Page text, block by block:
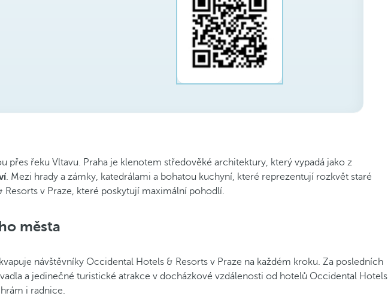
přes řeku Vltavu. Praha je klenotem středověké architektury, který vypadá jako z
. Mezi hrady a zámky, katedrálami a bohatou kuchyní, které reprezentují rozkvět staré
v Praze, které poskytují maximální pohodlí.
města
návštěvníky Occidental Hotels & Resorts v Praze na každém kroku. Za posledních
a jedinečné turistické atrakce v docházkové vzdálenosti od hotelů Occidental Hotels
i radnice.